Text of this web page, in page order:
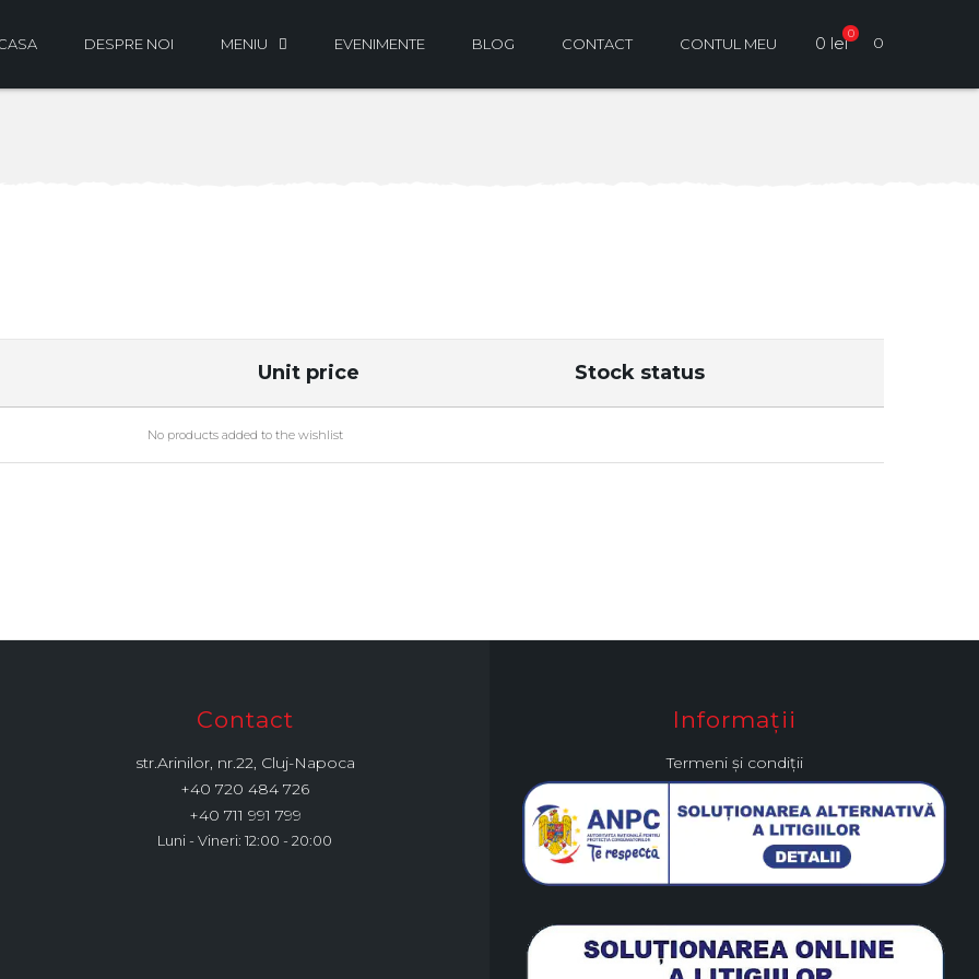
0
0
0 lei
DESPRE NOI MENIU EVENIMENTE BLOG CONTACT CONTUL MEU
Unit price Stock status
No products added to the wishlist
Contact
str.Arinilor, nr.22, Cluj-Napoca
+40 720 484 726
+40 711 991 799
Luni - Vineri: 12:00 - 20:00
Informații
Termeni și condiții